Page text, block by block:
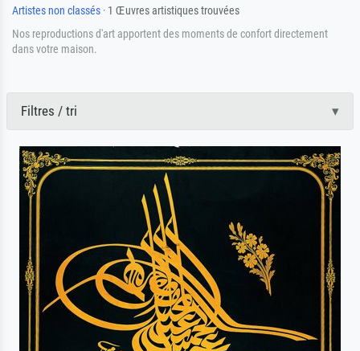
Artistes non classés · 1 Œuvres artistiques trouvées
Nos reproductions d'art apportent des moments de confort directement
dans votre maison.
Filtres / tri